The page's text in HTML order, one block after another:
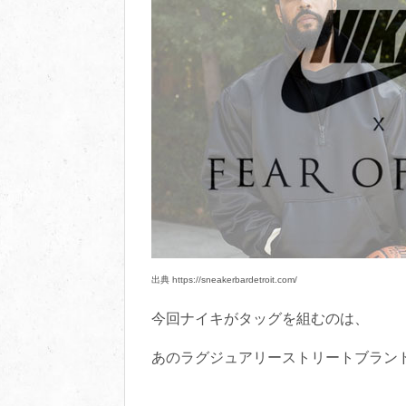
出典 https://sneakerbardetroit.com/
今回ナイキがタッグを組むのは、
あのラグジュアリーストリートブラン